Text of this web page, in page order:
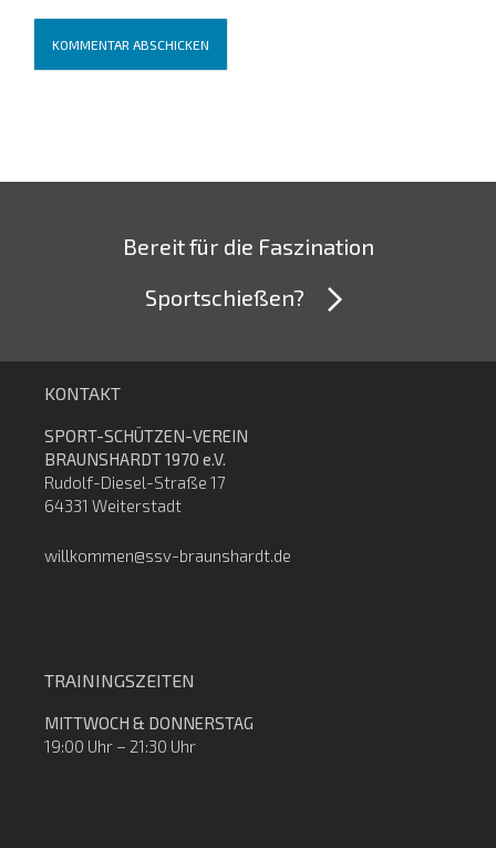
Bereit für die Faszination
Sportschießen?
KONTAKT
SPORT-SCHÜTZEN-VEREIN
BRAUNSHARDT 1970 e.V.
Rudolf-Diesel-Straße 17
64331 Weiterstadt
willkommen@ssv-braunshardt.de
TRAININGSZEITEN
MITTWOCH & DONNERSTAG
19:00 Uhr – 21:30 Uhr